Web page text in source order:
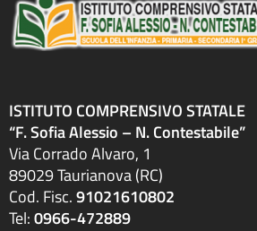
ISTITUTO COMPRENSIVO STATALE
“F. Sofia Alessio – N. Contestabile”
Via Corrado Alvaro, 1
89029 Taurianova (RC)
Cod. Fisc.91021610802
Tel:0966-472889